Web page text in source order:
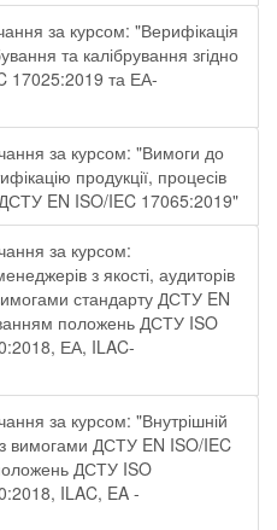
за курсом: "Верифікація
та калібрування згідно
17025:2019 та ЕА-
за курсом: "Вимоги до
продукції, процесів
ДСТУ EN ISO/IEC 17065:2019"
за курсом:
з якості, аудиторів
стандарту ДСТУ EN
положень ДСТУ ISO
ЕА, ILAC-
за курсом: "Внутрішній
з вимогами ДСТУ EN ISO/IEC
ДСТУ ISO
ILAC, EA -